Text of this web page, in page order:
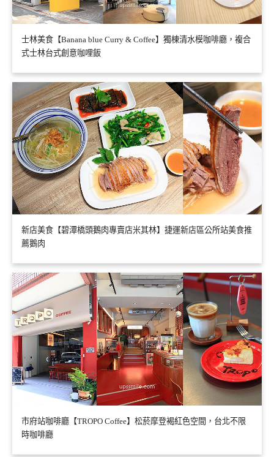
士林美食【Banana blue Curry & Coffee】獨棟清水模咖啡廳，複合
式士林台式創意咖哩飯
新店美食【碧潭橋頭鵝肉專賣店米其林】捷運新店區公所站美食推
薦鵝肉
市府站咖啡廳【TROPO Coffee】松菸摩登褐紅色空間，台北不限
時咖啡廳